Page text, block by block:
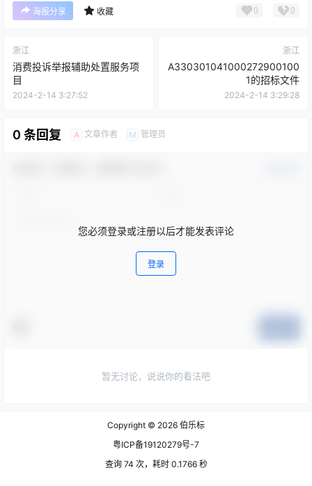
海报分享 收藏 0 0
浙江
消费投诉举报辅助处置服务项
目
2024-2-14 3:27:52
浙江
A330301041000272900100
1的招标文件
2024-2-14 3:29:28
0 条回复 A 文章作者 M 管理员
您必须登录或注册以后才能发表评论
登录
暂无讨论，说说你的看法吧
Copyright © 2026 伯乐标
粤ICP备19120279号-7
查询 74 次，耗时 0.1766 秒